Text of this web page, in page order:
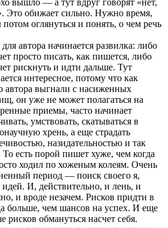
вышло — а тут вдруг говорят «нет,
Это обижает сильно. Нужно время,
потом оглянуться и понять, о чем речь
автора начинается развилка: либо
просто писать, как пишется, либо
рискнуть и идти дальше. Тут
интересное, потому что как
автора выгнали с насиженных
он уже не может полагаться на
приемы, часто начинает
умствовать, скатываться в
хрень, а еще страдать
назидательностью и так
То есть порой пишет хуже, чем когда
ходил по хоженым колеям. Очень
период — поиск своего я,
идей. И, действительно, и лень, и
и вроде незачем. Рисков придти в
больше, чем шансов на успех. И еще
рисков обмануться насчет себя.